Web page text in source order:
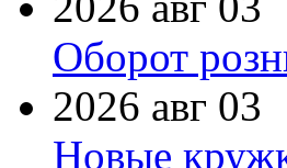
Оборот
2026 авг 03
Новые